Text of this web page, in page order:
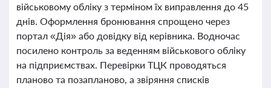
військовому обліку з терміном їх виправлення до 45
днів. Оформлення бронювання спрощено через
портал «Дія» або довідку від керівника. Водночас
посилено контроль за веденням військового обліку
на підприємствах. Перевірки ТЦК проводяться
планово та позапланово, а звіряння списків